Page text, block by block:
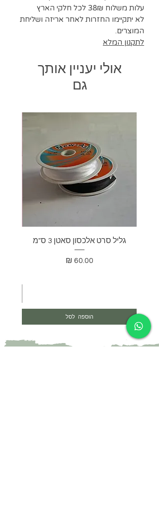
עלות משלוח 38₪ לכל חלקי הארץ
לא יתקיימו החזרות לאחר אריזה ושליחת
המוצרים.
לתקנון המלא
אולי יעניין אותך
גם
גליל סרט אלכסון סאטן 3 ס"מ
מחיר
הוספה לסל